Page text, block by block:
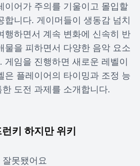
이어가 주의를 기울이고 몰입할
합니다. 게이머들이 생동감 넘치
행하면서 계속 변화에 신속히 반
물을 피하면서 다양한 음악 요소
게임을 진행하면 새로운 레벨이
은 플레이어의 타이밍과 조정 능
도전 과제를 소개합니다.
키 하지만 위키
못됐어요